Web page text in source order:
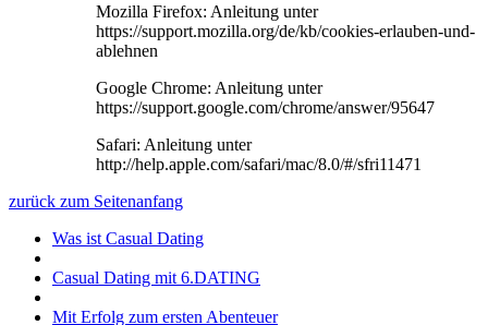
Mozilla Firefox: Anleitung unter
https://support.mozilla.org/de/kb/cookies-erlauben-und-
ablehnen
Google Chrome: Anleitung unter
https://support.google.com/chrome/answer/95647
Safari: Anleitung unter
http://help.apple.com/safari/mac/8.0/#/sfri11471
zurück zum Seitenanfang
Was ist Casual Dating
Casual Dating mit 6.DATING
Mit Erfolg zum ersten Abenteuer